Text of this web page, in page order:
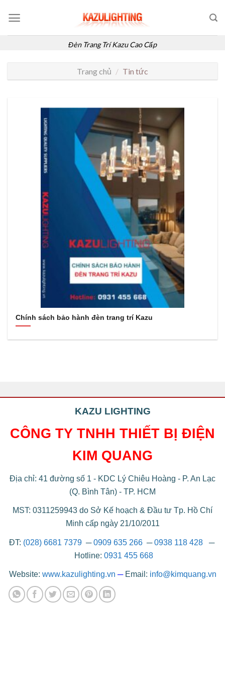
Đèn Trang Trí Kazu Cao Cấp
Trang chủ / Tin tức
Chính sách bảo hành đèn trang trí Kazu
KAZU LIGHTING
CÔNG TY TNHH THIẾT BỊ ĐIỆN
KIM QUANG
Địa chỉ: 41 đường số 1 - KDC Lý Chiêu Hoàng - P. An Lạc
(Q. Bình Tân) - TP. HCM
MST: 0311259943 do Sở Kế hoạch & Đầu tư Tp. Hồ Chí
Minh cấp ngày 21/10/2011
ĐT: (028) 6681 7379 ─0909 635 266─0938 118 428─
Hotline: 0931 455 668
Website: www.kazulighting.vn ─ Email: info@kimquang.vn